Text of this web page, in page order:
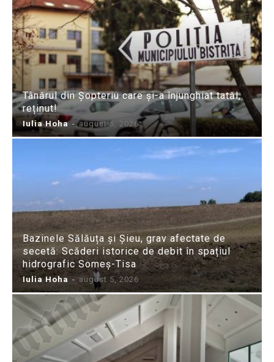
Tânărul din Șopteriu care și-a înjunghiat tatăl,
reținut!
Iulia Hoha - august 5, 2026
Bazinele Sălăuța și Șieu, grav afectate de
secetă: Scăderi istorice de debit în spațiul
hidrografic Someș-Tisa
Iulia Hoha - august 5, 2026